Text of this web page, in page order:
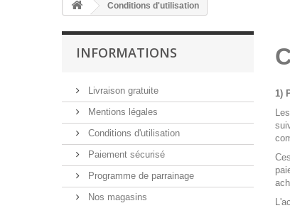
Conditions d'utilisation
INFORMATIONS
Livraison gratuite
Mentions légales
Conditions d'utilisation
Paiement sécurisé
Programme de parrainage
Nos magasins
1)